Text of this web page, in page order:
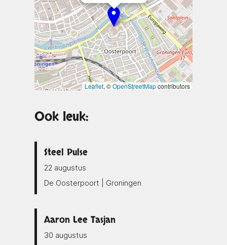
Leaflet, ©OpenStreetMapcontributors
Ook leuk:
Steel Pulse
22 augustus
De Oosterpoort | Groningen
Aaron Lee Tasjan
30 augustus